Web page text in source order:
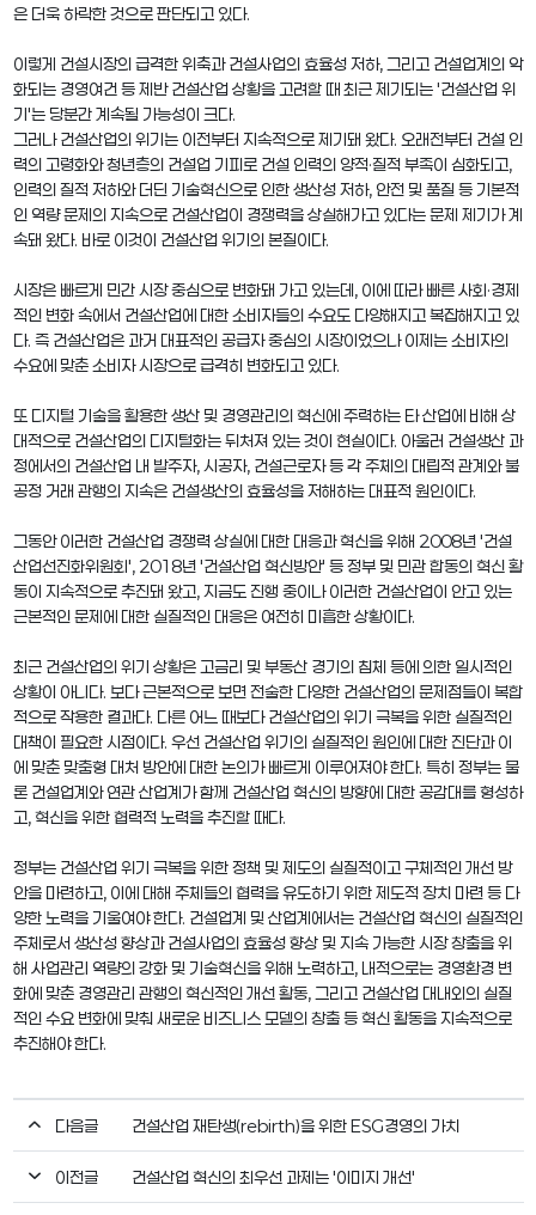
은 더욱 하락한 것으로 판단되고 있다.
이렇게 건설시장의 급격한 위축과 건설사업의 효율성 저하, 그리고 건설업계의 악
화되는 경영여건 등 제반 건설산업 상황을 고려할 때 최근 제기되는 '건설산업 위
기'는 당분간 계속될 가능성이 크다.
그러나 건설산업의 위기는 이전부터 지속적으로 제기돼 왔다. 오래전부터 건설 인
력의 고령화와 청년층의 건설업 기피로 건설 인력의 양적·질적 부족이 심화되고,
인력의 질적 저하와 더딘 기술혁신으로 인한 생산성 저하, 안전 및 품질 등 기본적
인 역량 문제의 지속으로 건설산업이 경쟁력을 상실해가고 있다는 문제 제기가 계
속돼 왔다. 바로 이것이 건설산업 위기의 본질이다.
시장은 빠르게 민간 시장 중심으로 변화돼 가고 있는데, 이에 따라 빠른 사회·경제
적인 변화 속에서 건설산업에 대한 소비자들의 수요도 다양해지고 복잡해지고 있
다. 즉 건설산업은 과거 대표적인 공급자 중심의 시장이었으나 이제는 소비자의
수요에 맞춘 소비자 시장으로 급격히 변화되고 있다.
또 디지털 기술을 활용한 생산 및 경영관리의 혁신에 주력하는 타 산업에 비해 상
대적으로 건설산업의 디지털화는 뒤처져 있는 것이 현실이다. 아울러 건설생산 과
정에서의 건설산업 내 발주자, 시공자, 건설근로자 등 각 주체의 대립적 관계와 불
공정 거래 관행의 지속은 건설생산의 효율성을 저해하는 대표적 원인이다.
그동안 이러한 건설산업 경쟁력 상실에 대한 대응과 혁신을 위해 2008년 '건설
산업선진화위원회', 2018년 '건설산업 혁신방안' 등 정부 및 민관 합동의 혁신 활
동이 지속적으로 추진돼 왔고, 지금도 진행 중이나 이러한 건설산업이 안고 있는
근본적인 문제에 대한 실질적인 대응은 여전히 미흡한 상황이다.
최근 건설산업의 위기 상황은 고금리 및 부동산 경기의 침체 등에 의한 일시적인
상황이 아니다. 보다 근본적으로 보면 전술한 다양한 건설산업의 문제점들이 복합
적으로 작용한 결과다. 다른 어느 때보다 건설산업의 위기 극복을 위한 실질적인
대책이 필요한 시점이다. 우선 건설산업 위기의 실질적인 원인에 대한 진단과 이
에 맞춘 맞춤형 대처 방안에 대한 논의가 빠르게 이루어져야 한다. 특히 정부는 물
론 건설업계와 연관 산업계가 함께 건설산업 혁신의 방향에 대한 공감대를 형성하
고, 혁신을 위한 협력적 노력을 추진할 때다.
정부는 건설산업 위기 극복을 위한 정책 및 제도의 실질적이고 구체적인 개선 방
안을 마련하고, 이에 대해 주체들의 협력을 유도하기 위한 제도적 장치 마련 등 다
양한 노력을 기울여야 한다. 건설업계 및 산업계에서는 건설산업 혁신의 실질적인
주체로서 생산성 향상과 건설사업의 효율성 향상 및 지속 가능한 시장 창출을 위
해 사업관리 역량의 강화 및 기술혁신을 위해 노력하고, 내적으로는 경영환경 변
화에 맞춘 경영관리 관행의 혁신적인 개선 활동, 그리고 건설산업 대내외의 실질
적인 수요 변화에 맞춰 새로운 비즈니스 모델의 창출 등 혁신 활동을 지속적으로
추진해야 한다.
다음글 건설산업 재탄생(rebirth)을 위한 ESG경영의 가치
이전글 건설산업 혁신의 최우선 과제는 '이미지 개선'